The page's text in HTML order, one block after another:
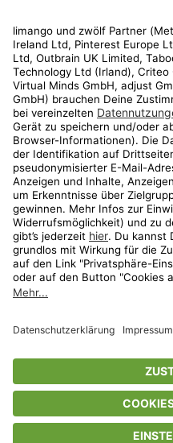
Kundenservice
Shop
Aktionen
Travel
* Streichpreise entsprechen der
Herstellers. Prozentangaben
Freunde-Aktionen findest
ᵇ Gilt nur für von limango